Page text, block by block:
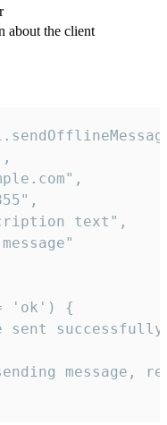
about the client
text",
'ok') {
sent
message,